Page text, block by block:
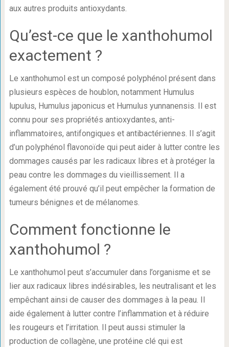
aux autres produits antioxydants.
Qu’est-ce que le xanthohumol
exactement ?
Le xanthohumol est un composé polyphénol présent dans
plusieurs espèces de houblon, notamment Humulus
lupulus, Humulus japonicus et Humulus yunnanensis. Il est
connu pour ses propriétés antioxydantes, anti-
inflammatoires, antifongiques et antibactériennes. Il s’agit
d’un polyphénol flavonoïde qui peut aider à lutter contre les
dommages causés par les radicaux libres et à protéger la
peau contre les dommages du vieillissement. Il a
également été prouvé qu’il peut empêcher la formation de
tumeurs bénignes et de mélanomes.
Comment fonctionne le
xanthohumol ?
Le xanthohumol peut s’accumuler dans l’organisme et se
lier aux radicaux libres indésirables, les neutralisant et les
empêchant ainsi de causer des dommages à la peau. Il
aide également à lutter contre l’inflammation et à réduire
les rougeurs et l’irritation. Il peut aussi stimuler la
production de collagène, une protéine clé qui est